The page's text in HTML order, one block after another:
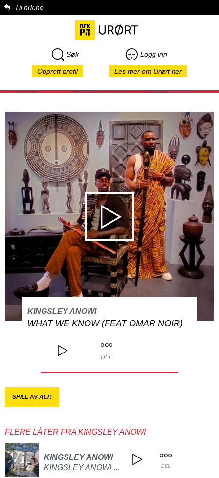
Til nrk.no
Søk Logg inn
Opprett profil Les mer om Urørt her
KINGSLEY ANOWI
WHAT WE KNOW (FEAT OMAR NOIR)
DEL
SPILL AV ALT!
FLERE LÅTER FRA KINGSLEY ANOWI
KINGSLEY ANOWI
KINGSLEY ANOWI FT SOFIE BLACKMAN-VI2 DEL